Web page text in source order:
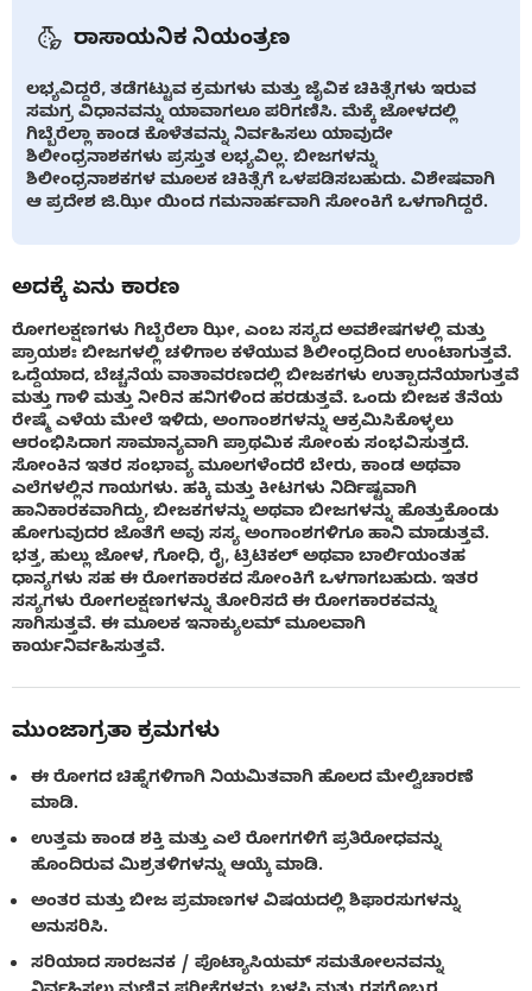
ರಾಸಾಯನಿಕ ನಿಯಂತ್ರಣ
ಲಭ್ಯವಿದ್ದರೆ, ತಡೆಗಟ್ಟುವ ಕ್ರಮಗಳು ಮತ್ತು ಜೈವಿಕ ಚಿಕಿತ್ಸೆಗಳು ಇರುವ
ಸಮಗ್ರ ವಿಧಾನವನ್ನು ಯಾವಾಗಲೂ ಪರಿಗಣಿಸಿ. ಮೆಕ್ಕೆ ಜೋಳದಲ್ಲಿ
ಗಿಬ್ಬೆರೆಲ್ಲಾ ಕಾಂಡ ಕೊಳೆತವನ್ನು ನಿರ್ವಹಿಸಲು ಯಾವುದೇ
ಶಿಲೀಂಧ್ರನಾಶಕಗಳು ಪ್ರಸ್ತುತ ಲಭ್ಯವಿಲ್ಲ. ಬೀಜಗಳನ್ನು
ಶಿಲೀಂಧ್ರನಾಶಕಗಳ ಮೂಲಕ ಚಿಕಿತ್ಸೆಗೆ ಒಳಪಡಿಸಬಹುದು. ವಿಶೇಷವಾಗಿ
ಆ ಪ್ರದೇಶ ಜಿ.ಝೀ ಯಿಂದ ಗಮನಾರ್ಹವಾಗಿ ಸೋಂಕಿಗೆ ಒಳಗಾಗಿದ್ದರೆ.
ಅದಕ್ಕೆ ಏನು ಕಾರಣ
ರೋಗಲಕ್ಷಣಗಳು ಗಿಬ್ಬೆರೆಲಾ ಝೀ, ಎಂಬ ಸಸ್ಯದ ಅವಶೇಷಗಳಲ್ಲಿ ಮತ್ತು
ಪ್ರಾಯಶಃ ಬೀಜಗಳಲ್ಲಿ ಚಳಿಗಾಲ ಕಳೆಯುವ ಶಿಲೀಂಧ್ರದಿಂದ ಉಂಟಾಗುತ್ತವೆ.
ಒದ್ದೆಯಾದ, ಬೆಚ್ಚನೆಯ ವಾತಾವರಣದಲ್ಲಿ ಬೀಜಕಗಳು ಉತ್ಪಾದನೆಯಾಗುತ್ತವೆ
ಮತ್ತು ಗಾಳಿ ಮತ್ತು ನೀರಿನ ಹನಿಗಳಿಂದ ಹರಡುತ್ತವೆ. ಒಂದು ಬೀಜಕ ತೆನೆಯ
ರೇಷ್ಮೆ ಎಳೆಯ ಮೇಲೆ ಇಳಿದು, ಅಂಗಾಂಶಗಳನ್ನು ಆಕ್ರಮಿಸಿಕೊಳ್ಳಲು
ಆರಂಭಿಸಿದಾಗ ಸಾಮಾನ್ಯವಾಗಿ ಪ್ರಾಥಮಿಕ ಸೋಂಕು ಸಂಭವಿಸುತ್ತದೆ.
ಸೋಂಕಿನ ಇತರ ಸಂಭಾವ್ಯ ಮೂಲಗಳೆಂದರೆ ಬೇರು, ಕಾಂಡ ಅಥವಾ
ಎಲೆಗಳಲ್ಲಿನ ಗಾಯಗಳು. ಹಕ್ಕಿ ಮತ್ತು ಕೀಟಗಳು ನಿರ್ದಿಷ್ಟವಾಗಿ
ಹಾನಿಕಾರಕವಾಗಿದ್ದು, ಬೀಜಕಗಳನ್ನು ಅಥವಾ ಬೀಜಗಳನ್ನು ಹೊತ್ತುಕೊಂಡು
ಹೋಗುವುದರ ಜೊತೆಗೆ ಅವು ಸಸ್ಯ ಅಂಗಾಂಶಗಳಿಗೂ ಹಾನಿ ಮಾಡುತ್ತವೆ.
ಭತ್ತ, ಹುಲ್ಲು ಜೋಳ, ಗೋಧಿ, ರೈ, ಟ್ರಿಟಿಕಲ್ ಅಥವಾ ಬಾರ್ಲಿಯಂತಹ
ಧಾನ್ಯಗಳು ಸಹ ಈ ರೋಗಕಾರಕದ ಸೋಂಕಿಗೆ ಒಳಗಾಗಬಹುದು. ಇತರ
ಸಸ್ಯಗಳು ರೋಗಲಕ್ಷಣಗಳನ್ನು ತೋರಿಸದೆ ಈ ರೋಗಕಾರಕವನ್ನು
ಸಾಗಿಸುತ್ತವೆ. ಈ ಮೂಲಕ ಇನಾಕ್ಯುಲಮ್ ಮೂಲವಾಗಿ
ಕಾರ್ಯನಿರ್ವಹಿಸುತ್ತವೆ.
ಮುಂಜಾಗ್ರತಾ ಕ್ರಮಗಳು
ಈ ರೋಗದ ಚಿಹ್ನೆಗಳಿಗಾಗಿ ನಿಯಮಿತವಾಗಿ ಹೊಲದ ಮೇಲ್ವಿಚಾರಣೆ
ಮಾಡಿ.
ಉತ್ತಮ ಕಾಂಡ ಶಕ್ತಿ ಮತ್ತು ಎಲೆ ರೋಗಗಳಿಗೆ ಪ್ರತಿರೋಧವನ್ನು
ಹೊಂದಿರುವ ಮಿಶ್ರತಳಿಗಳನ್ನು ಆಯ್ಕೆ ಮಾಡಿ.
ಅಂತರ ಮತ್ತು ಬೀಜ ಪ್ರಮಾಣಗಳ ವಿಷಯದಲ್ಲಿ ಶಿಫಾರಸುಗಳನ್ನು
ಅನುಸರಿಸಿ.
ಸರಿಯಾದ ಸಾರಜನಕ / ಪೊಟ್ಯಾಸಿಯಮ್ ಸಮತೋಲನವನ್ನು